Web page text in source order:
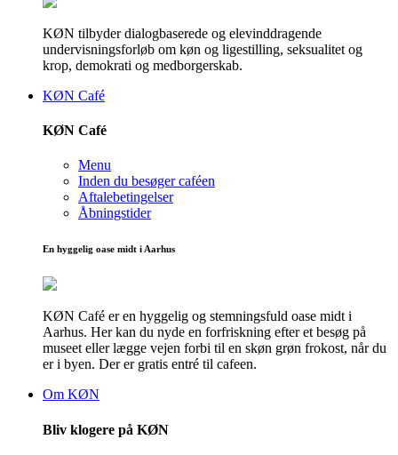
KØN tilbyder dialogbaserede og elevinddragende
undervisningsforløb om køn og ligestilling, seksualitet og
krop, demokrati og medborgerskab.
KØN Café
KØN Café
Menu
Inden du besøger caféen
Aftalebetingelser
Åbningstider
En hyggelig oase midt i Aarhus
KØN Café er en hyggelig og stemningsfuld oase midt i
Aarhus. Her kan du nyde en forfriskning efter et besøg på
museet eller lægge vejen forbi til en skøn grøn frokost, når du
er i byen. Der er gratis entré til cafeen.
Om KØN
Bliv klogere på KØN